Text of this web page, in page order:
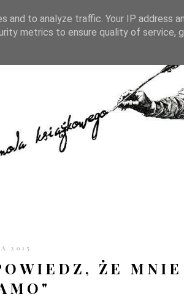
CZYTELNIA PO GODZINACH
2015
ŻE MNIE
to analyze traffic. Your IP address
metrics to ensure quality of service,